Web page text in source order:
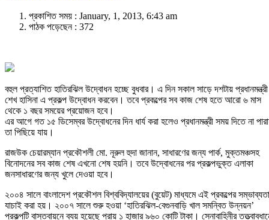
প্রকাশিত সময় : January, 1, 2013, 6:43 am
পাঠক পড়েছেন : 372
বহুল প্রত্যাশিত হাতিরঝিল উদ্বোধন হচ্ছে বুধবার। এ দিন সকাল সাড়ে দশটায় প্রধানমন্ত্রী
শেখ হাসিনা এ প্রকল্প উদ্বোধন করবেন। তবে প্রকল্পের সব কাজ শেষ হতে আরো ৬ মাস
থেকে ১ বছর সময়ের প্রয়োজন হবে।
এর আগে গত ১৫ ডিসেম্বর উদ্বোধনের দিন ধার্য করা হলেও প্রধানমন্ত্রী সময় দিতে না
তা পিছিয়ে যায়।
রাজউক চেয়ারম্যান প্রকৌশলী মো. নূরুল হুদা জানান, সাধারণের জন্য পার্ক, মুক্তমঞ্চসহ
বিনোদনের সব কাজ শেষ এখনো শেষ হয়নি। তবে উদ্বোধনের পর প্রকল্পভুক্ত এলাকা
জনসাধারণের জন্য খুলে দেওয়া হবে।
২০০৪ সালে বাংলাদেশ প্রকৌশল বিশ্ববিদ্যালয়ের (বুয়েট) মাধ্যমে এই প্রকল্পের সম্ভাব্যতা
যাচাই করা হয়। ২০০৭ সালে শুরু হওয়া ‘হাতিরঝিল-বেগুনবাড়ি খাল সমন্বিত উন্নয়ন’
প্রকল্পটি বাস্তবায়নে ব্যয় হয়েছে প্রায় ১ হাজার ৯৬০ কোটি টাকা। সেনাবাহিনীর